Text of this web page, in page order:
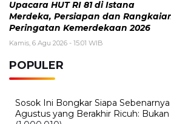
Sosok Ini Bongkar Siapa
Agustus yang Berakhir Ricuh:
(1,000,010)
3 Menu Diet Sehat Harian yang
10 Teknik Ngepet Halal
5 Resep Cumi yang Mantul dan
(602,417)